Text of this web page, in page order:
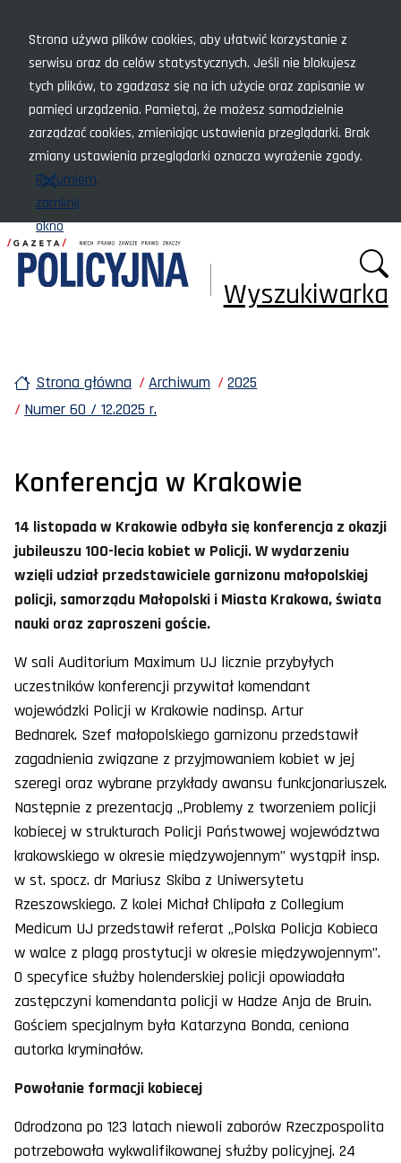
Strona używa plików cookies, aby ułatwić korzystanie z
serwisu oraz do celów statystycznych. Jeśli nie blokujesz
tych plików, to zgadzasz się na ich użycie oraz zapisanie w
pamięci urządzenia. Pamiętaj, że możesz samodzielnie
zarządzać cookies, zmieniając ustawienia przeglądarki. Brak
zmiany ustawienia przeglądarki oznacza wyrażenie zgody.
Rozumiem,
zamknij
okno
Wyszukiwarka
Strona główna Archiwum
2025
Numer 60 / 12.2025 r.
Konferencja w Krakowie
14 listopada w Krakowie odbyła się konferencja z okazji
jubileuszu 100-lecia kobiet w Policji. W wydarzeniu
wzięli udział przedstawiciele garnizonu małopolskiej
policji, samorządu Małopolski i Miasta Krakowa, świata
nauki oraz zaproszeni goście.
W sali Auditorium Maximum UJ licznie przybyłych
uczestników konferencji przywitał komendant
wojewódzki Policji w Krakowie nadinsp. Artur
Bednarek. Szef małopolskiego garnizonu przedstawił
zagadnienia związane z przyjmowaniem kobiet w jej
szeregi oraz wybrane przykłady awansu funkcjonariuszek.
Następnie z prezentacją „Problemy z tworzeniem policji
kobiecej w strukturach Policji Państwowej województwa
krakowskiego w okresie międzywojennym” wystąpił insp.
w st. spocz. dr Mariusz Skiba z Uniwersytetu
Rzeszowskiego. Z kolei Michał Chlipała z Collegium
Medicum UJ przedstawił referat „Polska Policja Kobieca
w walce z plagą prostytucji w okresie międzywojennym”.
O specyfice służby holenderskiej policji opowiadała
zastępczyni komendanta policji w Hadze Anja de Bruin.
Gościem specjalnym była Katarzyna Bonda, ceniona
autorka kryminałów.
Powołanie formacji kobiecej
Odrodzona po 123 latach niewoli zaborów Rzeczpospolita
potrzebowała wykwalifikowanej służby policyjnej. 24